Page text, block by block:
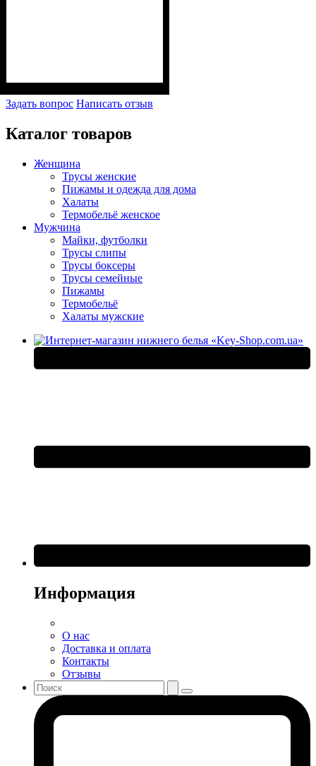
Задать вопрос Написать отзыв
Каталог товаров
Женщина
Трусы женские
Пижамы и одежда для дома
Халаты
Термобельё женское
Мужчина
Майки, футболки
Трусы слипы
Трусы боксеры
Трусы семейные
Пижамы
Термобельё
Халаты мужские
Информация
О нас
Доставка и оплата
Контакты
Отзывы